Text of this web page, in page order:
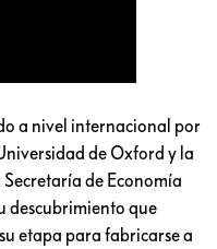
a nivel internacional por
de Oxford y la
de Economía
descubrimiento que
etapa para fabricarse a